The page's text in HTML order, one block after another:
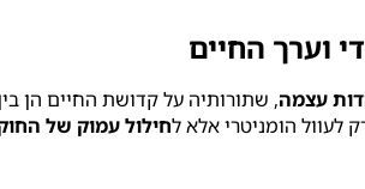
וערך החיים
עצמה, שתורותיה על קדושת החיים הן
לעוול הומניטרי אלא לחילול עמוק של